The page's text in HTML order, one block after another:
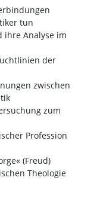
tun
ihre Analyse im
der
zwischen
zum
Profession
(Freud)
Theologie